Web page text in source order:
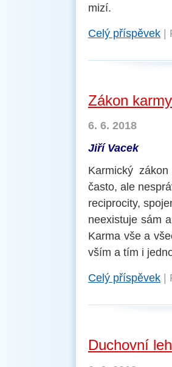
mizí.
Celý příspěvek
Zákon
6. 6. 2018
Jiří Vacek
Karmický
často, ale
reciprocity,
neexistuje sám
Karma vše a
vším a tím i
Celý příspěvek
Duchovní